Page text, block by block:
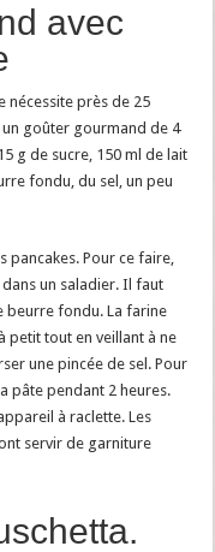
avec
nécessite près de 25
goûter gourmand de 4
g de sucre, 150 ml de lait
fondu, du sel, un peu
Pour ce faire,
un saladier. Il faut
beurre fondu. La farine
petit tout en veillant à ne
une pincée de sel. Pour
pâte pendant 2 heures.
à raclette. Les
servir de garniture